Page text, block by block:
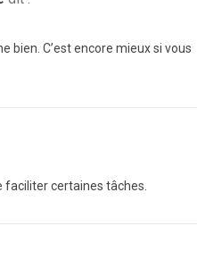
bien. C’est encore mieux si vous
faciliter certaines tâches.